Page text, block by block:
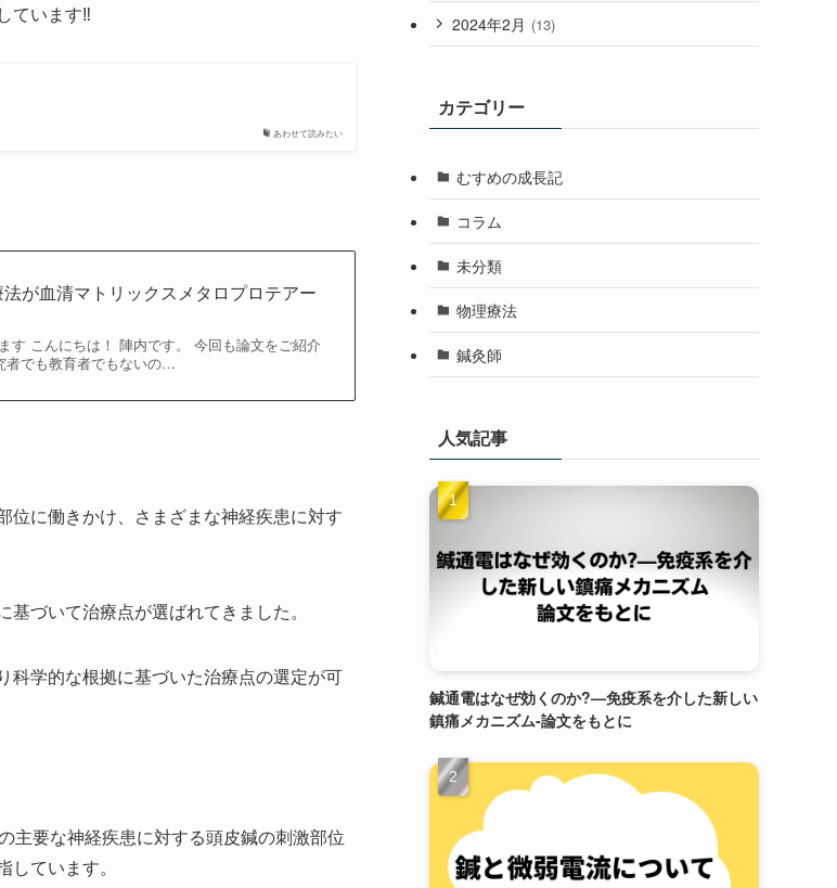
ています‼
あわせて読みたい
が血清マトリックスメタロプロテアー
す こんにちは！ 陣内です。 今回も論文をご紹介
者でも教育者でもないの…
位に働きかけ、さまざまな神経疾患に対す
づいて治療点が選ばれてきました。
科学的な根拠に基づいた治療点の選定が可
主要な神経疾患に対する頭皮鍼の刺激部位
ています。
2024年2月 (13)
カテゴリー
むすめの成長記
コラム
未分類
物理療法
鍼灸師
人気記事
鍼通電はなぜ効くのか?—免疫系を介した新しい
鎮痛メカニズム-論文をもとに